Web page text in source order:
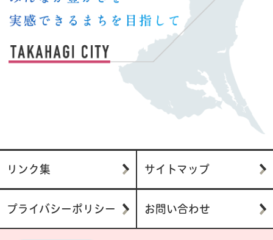
リンク集 サイトマップ
プライバシーポリシー お問い合わせ